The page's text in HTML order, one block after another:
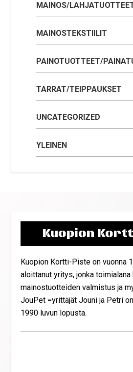
MAINOS/
MAINOSTEKSTIILIT
PAINOTUOTTEET/
TARRAT/TEIPPAUKSET
UNCATEGORIZED
YLEINEN
Kuopion
Kuopion Kortti-Piste on vuonna
aloittanut yritys, jonka toimialana
mainostuotteiden valmistus ja
JouPet =yrittäjät Jouni ja Petri
1990 luvun lopusta.